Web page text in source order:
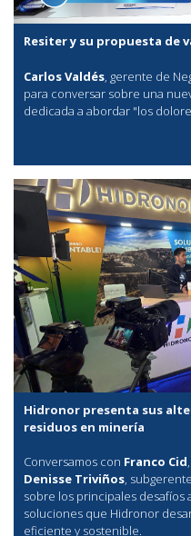
Resiter y su propuesta de
Carlos Valdés, gerente de
para conversar sobre una
dedicada a abordar "los
Hidronor presenta sus
residuos en minería
Conversamos con Franco Cid
Denisse Triviños,
sobre los principales desafíos
soluciones que Hidronor
eficiente y sostenible.